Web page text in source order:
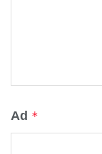
Ad *